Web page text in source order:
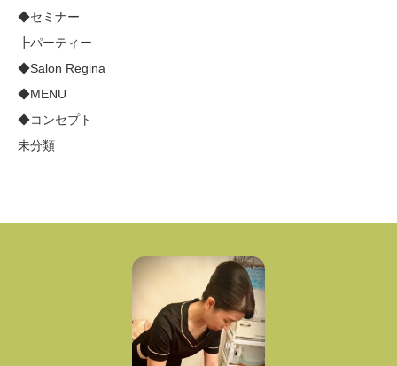
◆セミナー
┣パーティー
◆Salon Regina
◆MENU
◆コンセプト
未分類